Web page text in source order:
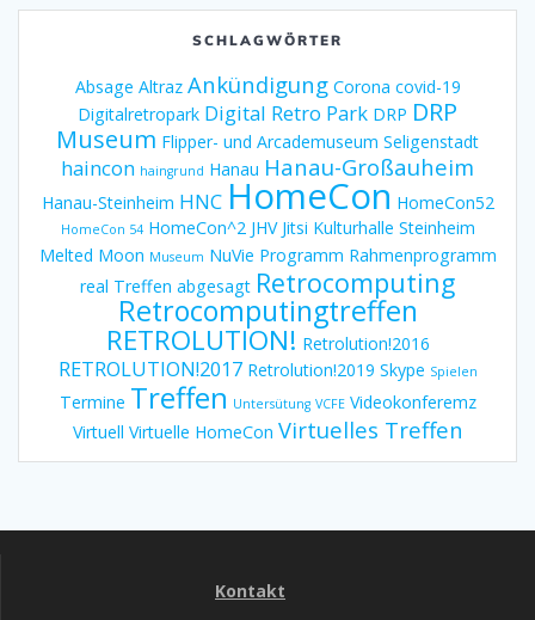
SCHLAGWÖRTER
Absage Altraz Ankündigung Corona covid-19
Digitalretropark Digital Retro Park DRP DRP
Museum Flipper- und Arcademuseum Seligenstadt
haincon haingrund Hanau Hanau-Großauheim
Hanau-Steinheim HNC HomeCon HomeCon52
HomeCon 54 HomeCon^2 JHV Jitsi Kulturhalle Steinheim
Melted Moon Museum NuVie Programm Rahmenprogramm
real Treffen abgesagt Retrocomputing
Retrocomputingtreffen
RETROLUTION! Retrolution!2016
RETROLUTION!2017 Retrolution!2019 Skype Spielen
Termine Treffen Untersütung VCFE Videokonferemz
Virtuell Virtuelle HomeCon Virtuelles Treffen
Kontakt